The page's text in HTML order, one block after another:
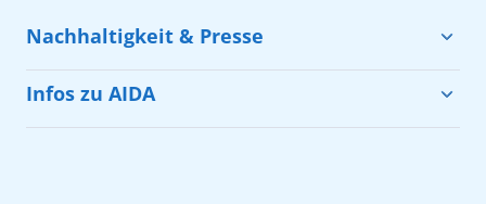
Nachhaltigkeit & Presse
Nachhaltigkeit
Cruise & Help
Infos zu AIDA